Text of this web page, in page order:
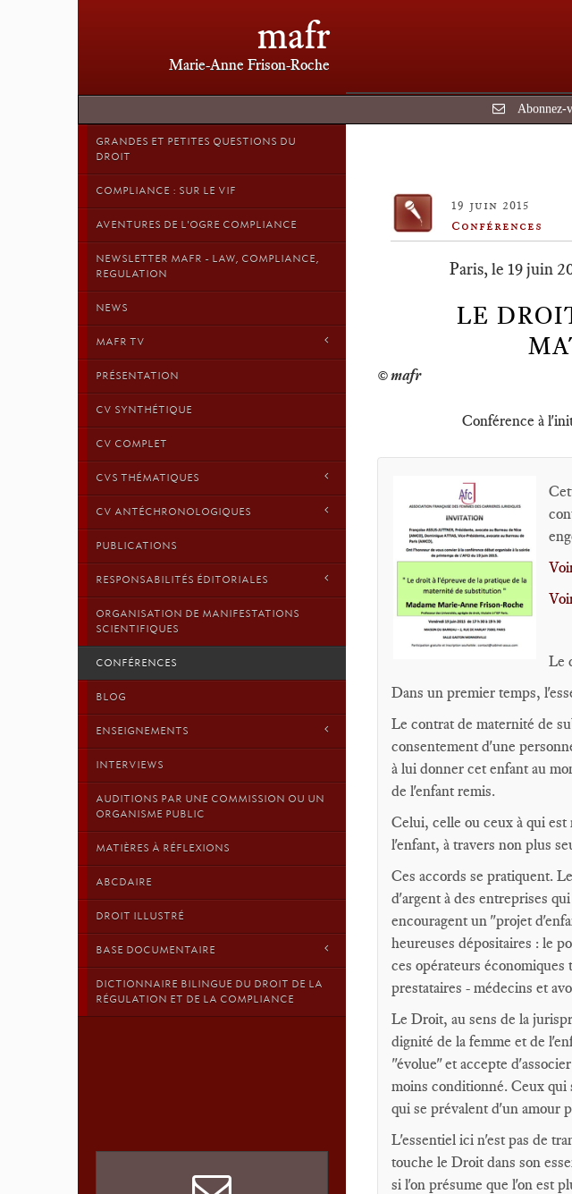
mafr
Marie-Anne Frison-Roche
Abonnez-
GRANDES ET PETITES QUESTIONS DU
DROIT
COMPLIANCE : SUR LE VIF
AVENTURES DE L'OGRE COMPLIANCE
NEWSLETTER MAFR - LAW, COMPLIANCE,
REGULATION
NEWS
MAFR TV
PRÉSENTATION
CV SYNTHÉTIQUE
CV COMPLET
CVS THÉMATIQUES
CV ANTÉCHRONOLOGIQUES
PUBLICATIONS
RESPONSABILITÉS ÉDITORIALES
ORGANISATION DE MANIFESTATIONS
SCIENTIFIQUES
CONFÉRENCES
BLOG
ENSEIGNEMENTS
INTERVIEWS
AUDITIONS PAR UNE COMMISSION OU UN
ORGANISME PUBLIC
MATIÈRES À RÉFLEXIONS
ABCDAIRE
DROIT ILLUSTRÉ
BASE DOCUMENTAIRE
DICTIONNAIRE BILINGUE DU DROIT DE LA
RÉGULATION ET DE LA COMPLIANCE
19 juin 2015
Conférences
Paris, le 19 juin
LE
Conférence à
Le
Dans un premier temps,
Le contrat de maternité de
consentement d'une
à lui donner cet enfant au
de l'enfant remis.
Celui, celle ou ceux à qui
l'enfant, à travers non plus
Ces accords se pratiquent.
d'argent à des entreprises
encouragent un "projet
heureuses dépositaires : le
ces opérateurs
prestataires - médecins et
Le Droit, au sens de la
dignité de la femme et de
"évolue" et accepte
moins conditionné. Ceux qui
qui se prévalent d'un amour
L'essentiel ici n'est pas de
touche le Droit dans son
si l'on présume que l'on est